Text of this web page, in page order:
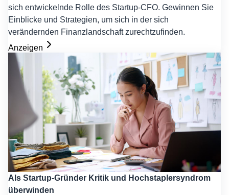
sich entwickelnde Rolle des Startup-CFO. Gewinnen Sie
Einblicke und Strategien, um sich in der sich
verändernden Finanzlandschaft zurechtzufinden.
Anzeigen
Als Startup-Gründer Kritik und Hochstaplersyndrom
überwinden